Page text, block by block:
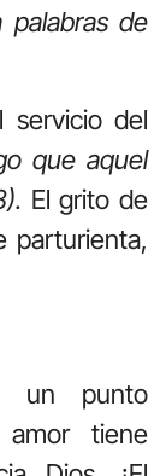
palabras de
servicio del
que aquel
El grito de
parturienta,
un punto
tiene